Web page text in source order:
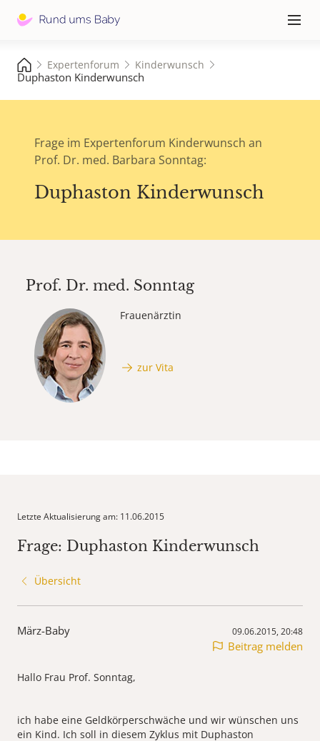
≡
Expertenforum Kinderwunsch
Duphaston Kinderwunsch
Frage im Expertenforum Kinderwunsch an
Prof. Dr. med. Barbara Sonntag:
Duphaston Kinderwunsch
Prof. Dr. med. Sonntag
Frauenärztin
zur Vita
Letzte Aktualisierung am: 11.06.2015
Frage: Duphaston Kinderwunsch
Übersicht
März-Baby 09.06.2015, 20:48
Beitrag melden
Hallo Frau Prof. Sonntag,
ich habe eine Geldkörperschwäche und wir wünschen uns
ein Kind. Ich soll in diesem Zyklus mit Duphaston